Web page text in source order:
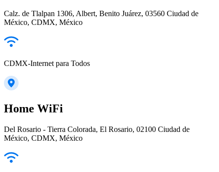
Calz. de Tlalpan 1306, Albert, Benito Juárez, 03560 Ciudad de
México, CDMX, México
CDMX-Internet para Todos
Home WiFi
Del Rosario - Tierra Colorada, El Rosario, 02100 Ciudad de
México, CDMX, México